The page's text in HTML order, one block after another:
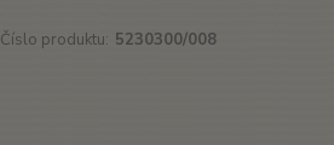
Číslo produktu: 5230300/008